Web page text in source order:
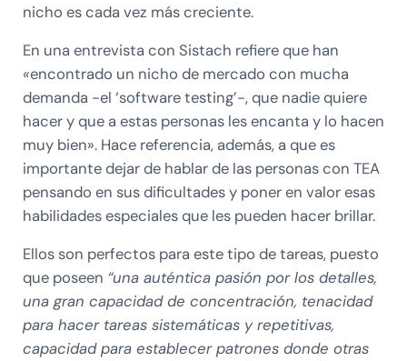
nicho es cada vez más creciente.
En una entrevista con Sistach refiere que han
«encontrado un nicho de mercado con mucha
demanda -el ‘software testing’-, que nadie quiere
hacer y que a estas personas les encanta y lo hacen
muy bien». Hace referencia, además, a que es
importante dejar de hablar de las personas con TEA
pensando en sus dificultades y poner en valor esas
habilidades especiales que les pueden hacer brillar.
Ellos son perfectos para este tipo de tareas, puesto
que poseen “una auténtica pasión por los detalles,
una gran capacidad de concentración, tenacidad
para hacer tareas sistemáticas y repetitivas,
capacidad para establecer patrones donde otras